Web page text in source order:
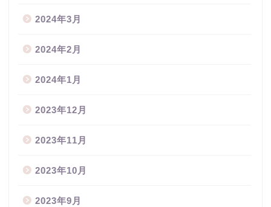
2024年3月
2024年2月
2024年1月
2023年12月
2023年11月
2023年10月
2023年9月